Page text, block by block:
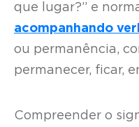
que lugar?” e
acompanhando
ou permanência,
permanecer, ficar,
Compreender o